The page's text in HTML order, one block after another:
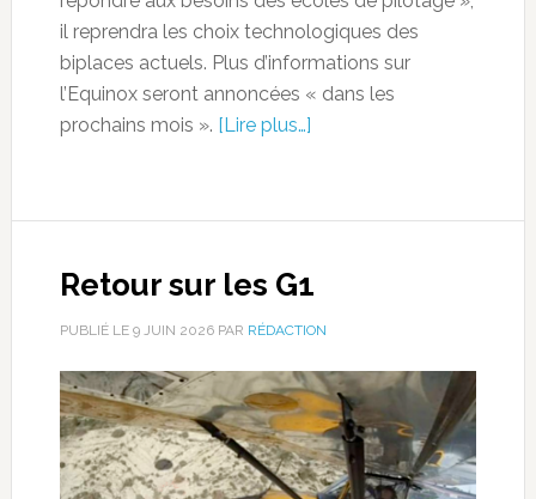
il reprendra les choix technologiques des
biplaces actuels. Plus d’informations sur
l’Equinox seront annoncées « dans les
prochains mois ». [Lire plus…]
Retour sur les G1
PUBLIÉ LE 9 JUIN 2026PAR RÉDACTION